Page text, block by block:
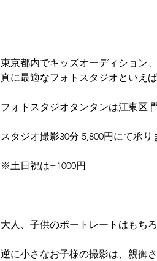
東京都内でキッズオーディション
真に最適なフォトスタジオといえ
フォトスタジオタンタンは江東区
スタジオ撮影30分 5,800円にて承り
※土日祝は+1000円
大人、子供のポートレートはもち
逆に小さなお子様の撮影は、親御